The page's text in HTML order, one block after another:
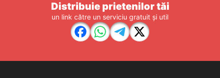
Distribuie prietenilor tăi
un link către un serviciu gratuit și util